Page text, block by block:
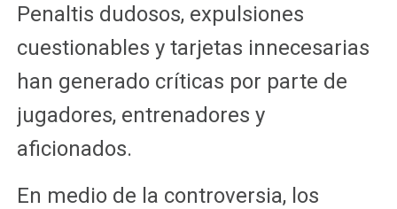
Penaltis dudosos, expulsiones
cuestionables y tarjetas innecesarias
han generado críticas por parte de
jugadores, entrenadores y
aficionados.
En medio de la controversia, los